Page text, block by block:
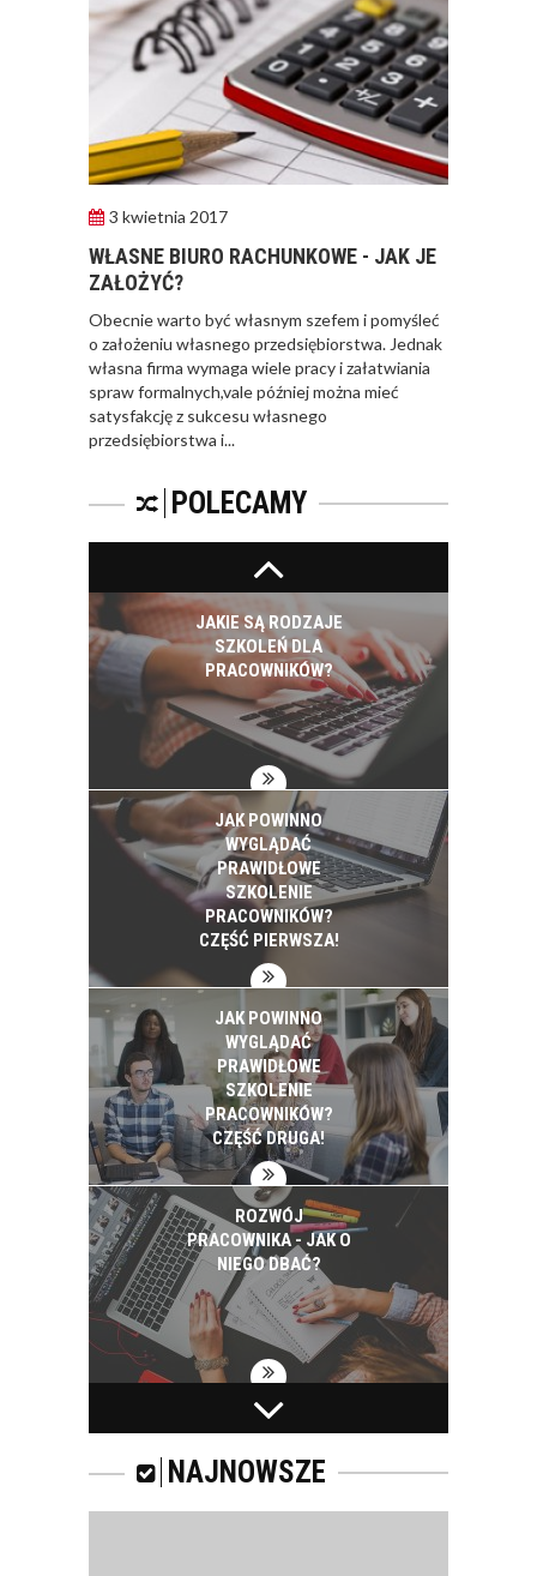
3 kwietnia 2017
WŁASNE BIURO RACHUNKOWE - JAK JE
ZAŁOŻYĆ?
Obecnie warto być własnym szefem i pomyśleć
o założeniu własnego przedsiębiorstwa. Jednak
własna firma wymaga wiele pracy i załatwiania
spraw formalnych,vale później można mieć
satysfakcję z sukcesu własnego
przedsiębiorstwa i...
POLECAMY
JAK POWINNO
WYGLĄDAĆ
PRAWIDŁOWE
SZKOLENIE
PRACOWNIKÓW?
CZĘŚĆ DRUGA!
PRACOWNIKA - JAK O
PRACOWNICY -
CZEMU WARTO ICH
JAKIE SĄ RODZAJE
SZKOLEŃ DLA
PRACOWNIKÓW?
JAK POWINNO
WYGLĄDAĆ
PRAWIDŁOWE
SZKOLENIE
PRACOWNIKÓW?
CZĘŚĆ PIERWSZA!
JAK POWINNO
WYGLĄDAĆ
PRAWIDŁOWE
SZKOLENIE
PRACOWNIKÓW?
CZĘŚĆ DRUGA!
ROZWÓJ
PRACOWNIKA - JAK O
NIEGO DBAĆ?
PRACOWNICY -
CZEMU WARTO ICH
SZKOLIĆ?
NAJNOWSZE